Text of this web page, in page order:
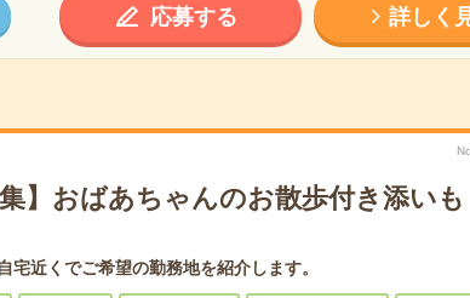
応募する 詳しく
】おばあちゃんのお散歩付き添いも
近くでご希望の勤務地を紹介します。